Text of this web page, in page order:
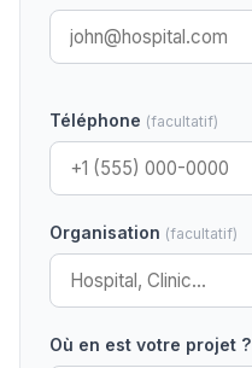
Téléphone (facultatif)
Organisation (facultatif)
Où en est votre projet ?